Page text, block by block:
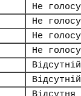
Не
Не
Не
Не
Відсутній
Відсутній